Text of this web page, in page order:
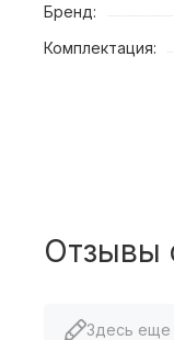
Бренд:
Комплектация:
Отзывы
Здесь еще